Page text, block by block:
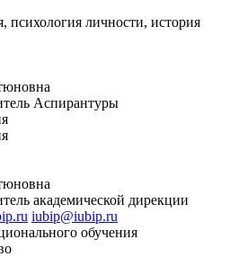
психология личности, история
Аспирантуры
академической дирекции
iubip@iubip.ru